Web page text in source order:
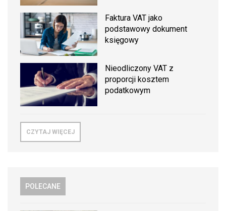
Faktura VAT jako
podstawowy dokument
księgowy
Nieodliczony VAT z
proporcji kosztem
podatkowym
CZYTAJ WIĘCEJ
POLECANE